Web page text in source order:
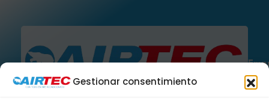
Gestionar consentimiento